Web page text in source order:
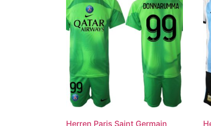
Herren Paris Saint Germain